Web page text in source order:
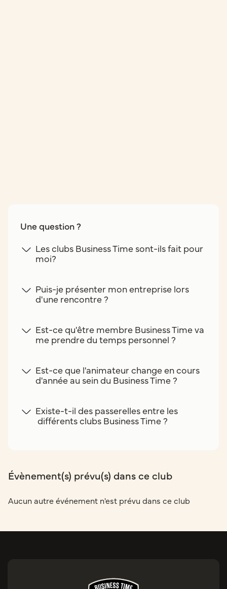
Une question ?
Les clubs Business Time sont-ils fait pour
moi?
Puis-je présenter mon entreprise lors
d'une rencontre ?
Est-ce qu'être membre Business Time va
me prendre du temps personnel ?
Est-ce que l'animateur change en cours
d'année au sein du Business Time ?
Existe-t-il des passerelles entre les
différents clubs Business Time ?
Évènement(s) prévu(s) dans ce club
Aucun autre événement n'est prévu dans ce club